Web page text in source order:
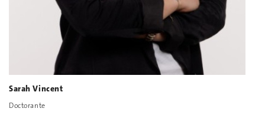
Sarah Vincent
Doctorante